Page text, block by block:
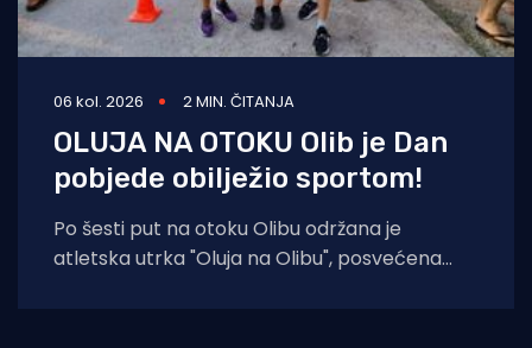
06 kol. 2026 2 MIN. ČITANJA
OLUJA NA OTOKU Olib je Dan
pobjede obilježio sportom!
Po šesti put na otoku Olibu održana je
atletska utrka "Oluja na Olibu", posvećena